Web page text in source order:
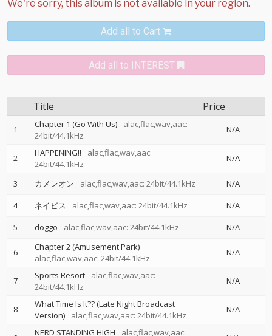
Add all to Cart
Add all to INTEREST
Title Price
1 Chapter 1 (Go With Us)
alac,flac,wav,aac:
24bit/44.1kHz
N/A
2 HAPPENING!!
alac,flac,wav,aac:
24bit/44.1kHz
N/A
3 カメレオン alac,flac,wav,aac: 24bit/44.1kHz
N/A
4
ネイビス alac,flac,wav,aac: 24bit/44.1kHz
N/A
5
doggo alac,flac,wav,aac: 24bit/44.1kHz N/A
6
Chapter 2 (Amusement Park)
alac,flac,wav,aac: 24bit/44.1kHz
N/A
7 Sports Resort
alac,flac,wav,aac:
24bit/44.1kHz
N/A
8
What Time Is It?? (Late Night Broadcast
Version)
alac,flac,wav,aac: 24bit/44.1kHz
N/A
NERD STANDING HIGH
alac,flac,wav,aac: